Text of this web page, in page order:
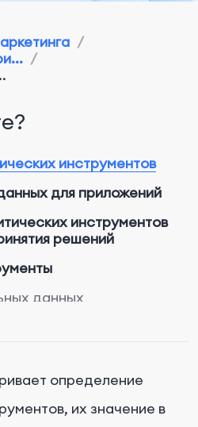
/
/
инструментов
для приложений
инструментов
решений
данных
определение
их значение в